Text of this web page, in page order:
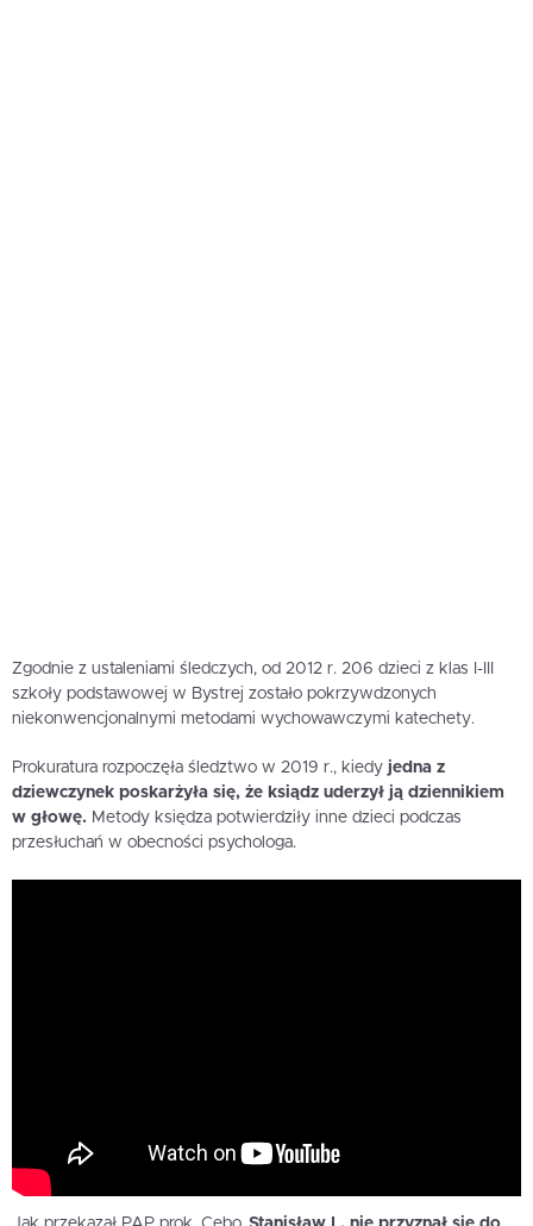
Zgodnie z ustaleniami śledczych, od 2012 r. 206 dzieci z klas I-III
szkoły podstawowej w Bystrej zostało pokrzywdzonych
niekonwencjonalnymi metodami wychowawczymi katechety.
Prokuratura rozpoczęła śledztwo w 2019 r., kiedy jedna z
dziewczynek poskarżyła się, że ksiądz uderzył ją dziennikiem
w głowę. Metody księdza potwierdziły inne dzieci podczas
przesłuchań w obecności psychologa.